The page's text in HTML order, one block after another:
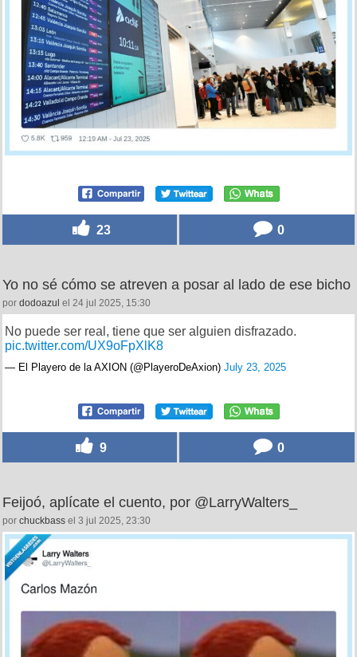
23 0
Yo no sé cómo se atreven a posar al lado de ese bicho
por dodoazul el 24 jul 2025, 15:30
No puede ser real, tiene que ser alguien disfrazado.
pic.twitter.com/UX9oFpXlK8
— El Playero de la AXION (@PlayeroDeAxion) July 23, 2025
9 0
Feijoó, aplícate el cuento, por @LarryWalters_
por chuckbass el 3 jul 2025, 23:30